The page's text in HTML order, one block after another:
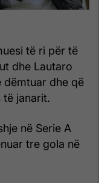
të ri për të
dhe Lautaro
dëmtuar dhe që
të janarit.
në Serie A
tre gola në